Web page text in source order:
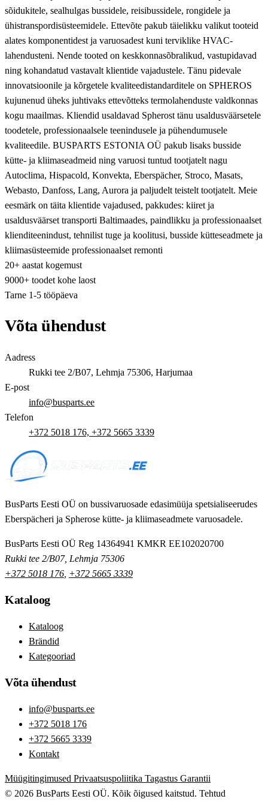
sõidukitele, sealhulgas bussidele, reisibussidele, rongidele ja
ühistranspordisüsteemidele. Ettevõte pakub täielikku valikut tooteid
alates komponentidest ja varuosadest kuni terviklike HVAC-
lahendusteni. Nende tooted on keskkonnasõbralikud, vastupidavad
ning kohandatud vastavalt klientide vajadustele. Tänu pidevale
innovatsioonile ja kõrgetele kvaliteedistandarditele on SPHEROS
kujunenud üheks juhtivaks ettevõtteks termolahenduste valdkonnas
kogu maailmas. Kliendid usaldavad Spherost tänu usaldusväärsetele
toodetele, professionaalsele teenindusele ja pühendumusele
kvaliteedile. BUSPARTS ESTONIA OÜ pakub lisaks busside
kütte- ja kliimaseadmeid ning varuosi tuntud tootjatelt nagu
Autoclima, Hispacold, Konvekta, Eberspächer, Stroco, Masats,
Webasto, Danfoss, Lang, Aurora ja paljudelt teistelt tootjatelt. Meie
eesmärk on täita klientide vajadused, pakkudes: kiiret ja
usaldusväärset transporti Baltimaades, paindlikku ja professionaalset
klienditeenindust, tehnilist tuge ja koolitusi, busside kütteseadmete ja
kliimasüsteemide professionaalset remonti
20+ aastat kogemust
9000+ toodet kohe laost
Tarne 1-5 tööpäeva
Võta ühendust
Aadress
Rukki tee 2/B07, Lehmja 75306, Harjumaa
E-post
info@busparts.ee
Telefon
+372 5018 176, +372 5665 3339
BusParts Eesti OÜ on bussivaruosade edasimüüja spetsialiseerudes
Eberspächeri ja Spherose kütte- ja kliimaseadmete varuosadele.
BusParts Eesti OÜ Reg 14364941 KMKR EE102020700
Rukki tee 2/B07, Lehmja 75306
+372 5018 176 +372 5665 3339
Kataloog
Kataloog
Brändid
Kategooriad
Võta ühendust
info@busparts.ee
+372 5018 176
+372 5665 3339
Kontakt
Müügitingimused Privaatsuspoliitika Tagastus Garantii
© 2026 BusParts Eesti OÜ. Kõik õigused kaitstud. Tehtud